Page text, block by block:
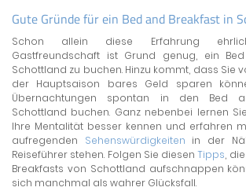
Gute Gründe für ein Bed and Breakfast in
Schon allein diese Erfahrung
Gastfreundschaft ist Grund genug, ein
Schottland zu buchen. Hinzu kommt, dass Sie
der Hauptsaison bares Geld sparen
Übernachtungen spontan in den Bed
Schottland buchen. Ganz nebenbei lernen
Ihre Mentalität besser kennen und erfahren
aufregenden Sehenswürdigkeiten in der
Reiseführer stehen. Folgen Sie diesenTipps,
Breakfasts von Schottland aufschnappen
sich manchmal als wahrer Glücksfall.